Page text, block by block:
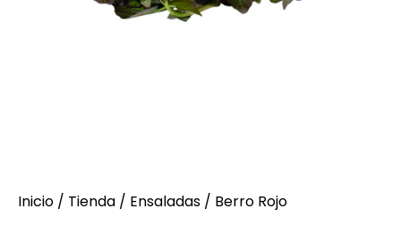
Inicio / Tienda / Ensaladas / Berro Rojo